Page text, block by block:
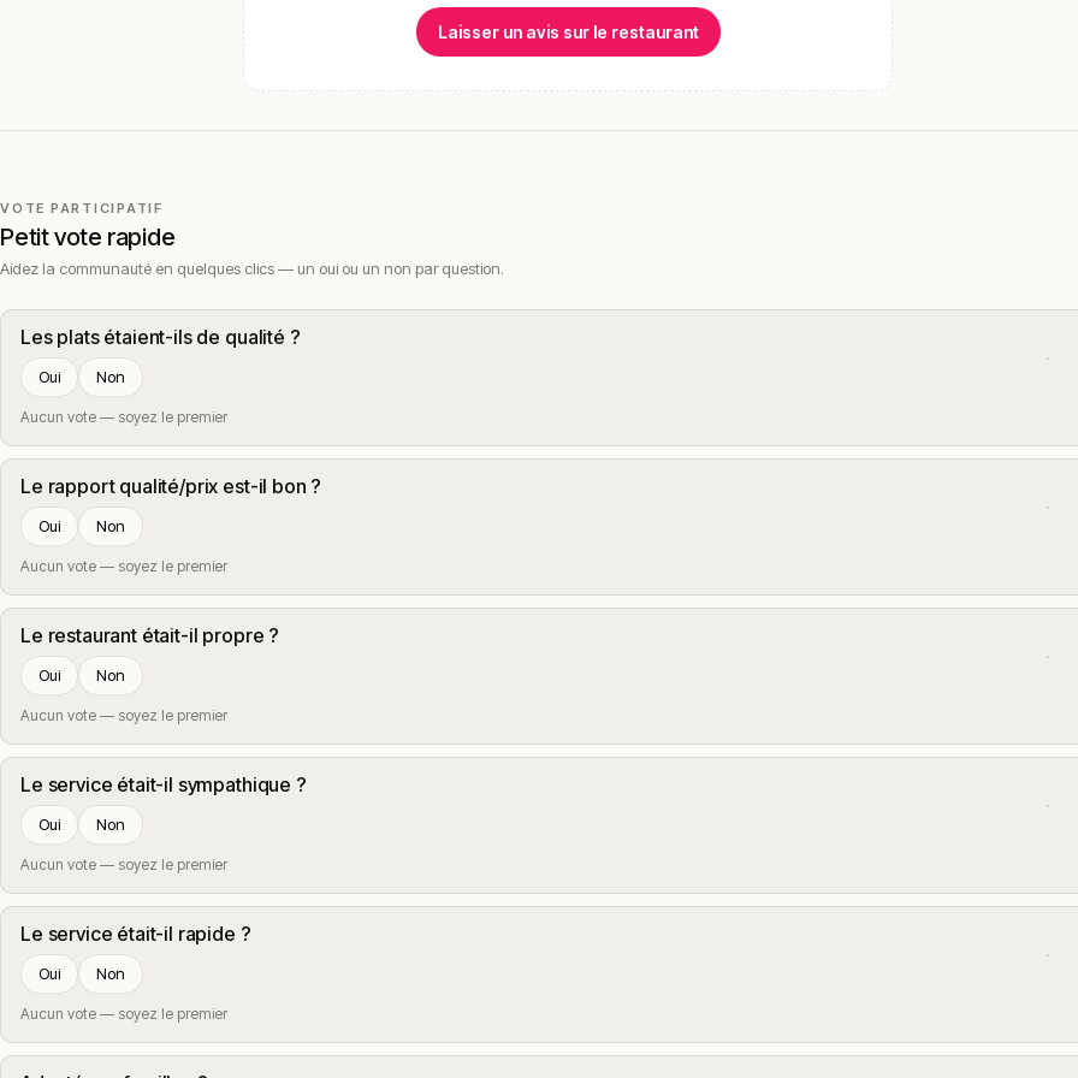
Laisser un avis sur le restaurant
VOTE PARTICIPATIF
Petit vote rapide
Aidez la communauté en quelques clics — un oui ou un non par question.
Les plats étaient-ils de qualité ?
Oui Non
Aucun vote — soyez le premier
Le rapport qualité/prix est-il bon ?
Oui Non
Aucun vote — soyez le premier
Le restaurant était-il propre ?
Oui Non
Aucun vote — soyez le premier
Le service était-il sympathique ?
Oui Non
Aucun vote — soyez le premier
Le service était-il rapide ?
Oui Non
Aucun vote — soyez le premier